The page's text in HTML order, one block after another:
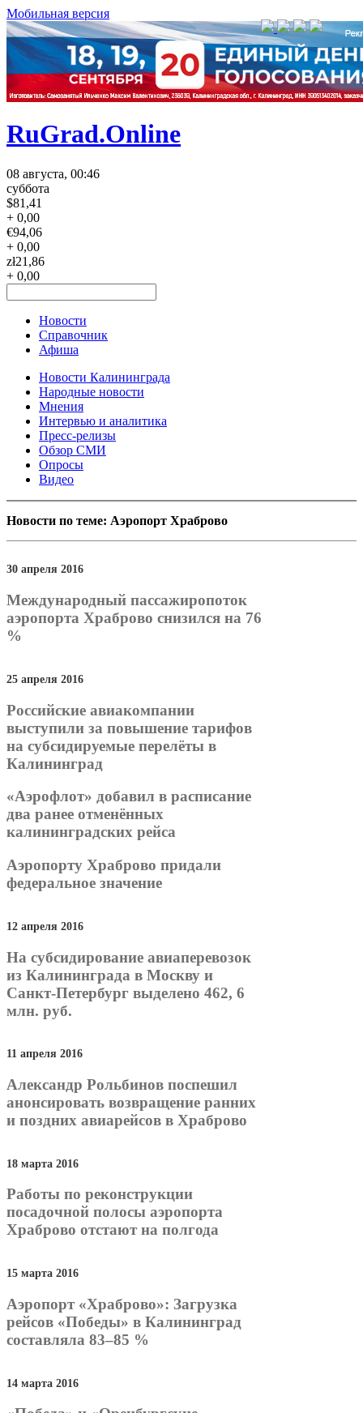
Мобильная версия
RuGrad.Online
08 августа, 00:46
суббота
$81,41
+ 0,00
€94,06
+ 0,00
zł21,86
+ 0,00
Новости
Справочник
Афиша
Новости Калининграда
Народные новости
Мнения
Интервью и аналитика
Пресс-релизы
Обзор СМИ
Опросы
Видео
Новости по теме: Аэропорт Храброво
30 апреля 2016
Международный пассажиропоток
аэропорта Храброво снизился на 76
%
25 апреля 2016
Российские авиакомпании
выступили за повышение тарифов
на субсидируемые перелёты в
Калининград
«Аэрофлот» добавил в расписание
два ранее отменённых
калининградских рейса
Аэропорту Храброво придали
федеральное значение
12 апреля 2016
На субсидирование авиаперевозок
из Калининграда в Москву и
Санкт-Петербург выделено 462, 6
млн. руб.
11 апреля 2016
Александр Рольбинов поспешил
анонсировать возвращение ранних
и поздних авиарейсов в Храброво
18 марта 2016
Работы по реконструкции
посадочной полосы аэропорта
Храброво отстают на полгода
15 марта 2016
Аэропорт «Храброво»: Загрузка
рейсов «Победы» в Калининград
составляла 83–85 %
14 марта 2016